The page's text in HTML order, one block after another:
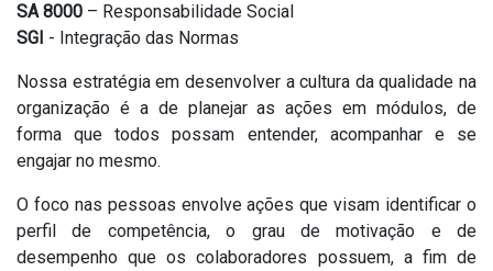
SA 8000 – Responsabilidade Social
SGI - Integração das Normas
Nossa estratégia em desenvolver a cultura da qualidade na
organização é a de planejar as ações em módulos, de
forma que todos possam entender, acompanhar e se
engajar no mesmo.
O foco nas pessoas envolve ações que visam identificar o
perfil de competência, o grau de motivação e de
desempenho que os colaboradores possuem, a fim de